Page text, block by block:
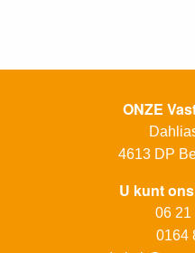
ONZE
4613 DP
U kunt
06 21
0164